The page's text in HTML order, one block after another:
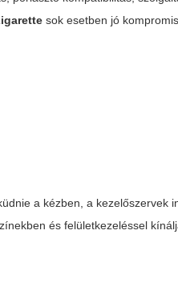
sok esetben jó
a kézben, a kezelőszervek
és felületkezeléssel